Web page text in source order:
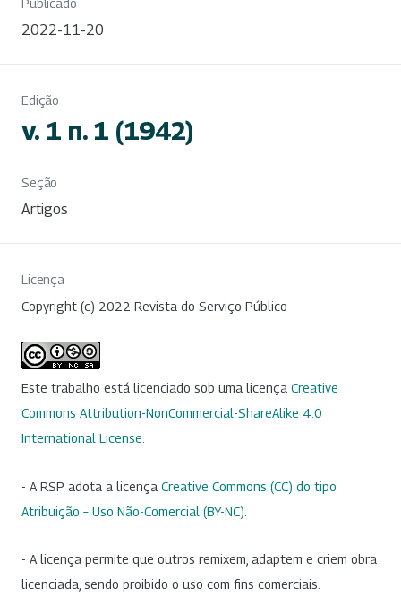
2022-11-20
Edição
v. 1 n. 1 (1942)
Seção
Artigos
Licença
Copyright (c) 2022 Revista do Serviço Público
Este trabalho está licenciado sob uma licença Creative
Commons Attribution-NonCommercial-ShareAlike 4.0
International License
- A RSP adota a licença Creative Commons (CC) do tipo
Atribuição – Uso Não-Comercial (BY-NC)
- A licença permite que outros remixem, adaptem e criem obra
licenciada, sendo proibido o uso com fins comerciais.